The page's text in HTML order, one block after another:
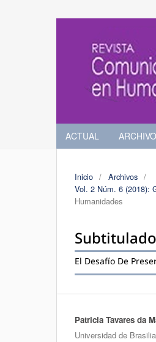
ACTUAL
Inicio / Archivos /
Vol. 2 Núm. 6 (2018):
Humanidades
El Desafío De
Autores/as
Patricia Tavares da
Universidad de Brasilia